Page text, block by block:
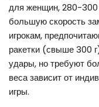
для женщин, 280-300
большую скорость
игрокам,
ракетки (свыше 300
удары, но требуют
веса зависит от
игры.